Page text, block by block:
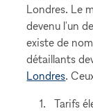
Londres. Le
devenu l'un
existe de
détaillants
Londres.
Tarifs